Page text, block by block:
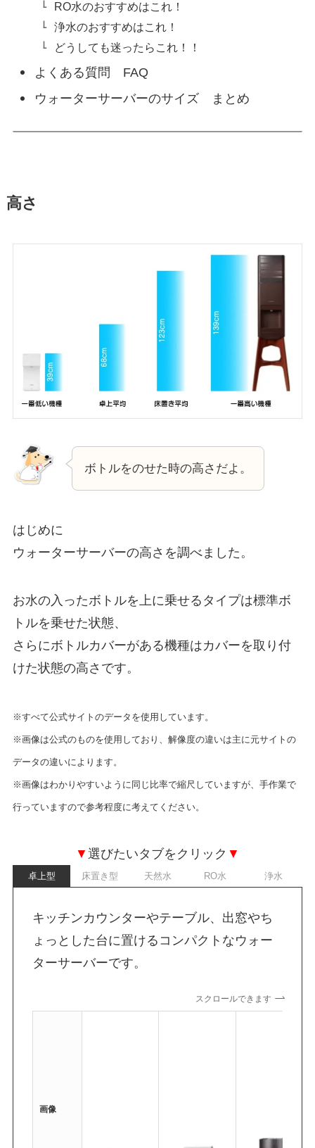
RO水のおすすめはこれ！
浄水のおすすめはこれ！
どうしても迷ったらこれ！！
よくある質問 FAQ
ウォーターサーバーのサイズ まとめ
高さ
ボトルをのせた時の高さだよ。
はじめに
ウォーターサーバーの高さを調べました。
お水の入ったボトルを上に乗せるタイプは標準ボ
トルを乗せた状態、
さらにボトルカバーがある機種はカバーを取り付
けた状態の高さです。
※すべて公式サイトのデータを使用しています。
※画像は公式のものを使用しており、解像度の違いは主に元サイトの
データの違いによります。
※画像はわかりやすいように同じ比率で縮尺していますが、手作業で
行っていますので参考程度に考えてください。
▼ 選びたいタブをクリック ▼
卓上型 床置き型 天然水 RO水 浄水
キッチンカウンターやテーブル、出窓やち
ょっとした台に置けるコンパクトなウォー
ターサーバーです。
スクロールできます
画像